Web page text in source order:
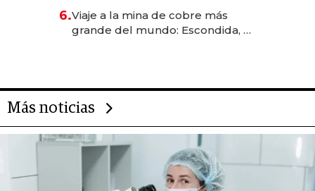
6.Viaje a la mina de cobre más
grande del mundo: Escondida, el
Más noticias